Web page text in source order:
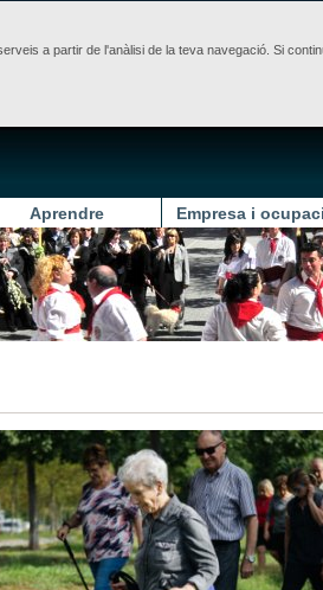
a partir de l'anàlisi de la teva navegació. Si
Aprendre Empresa i